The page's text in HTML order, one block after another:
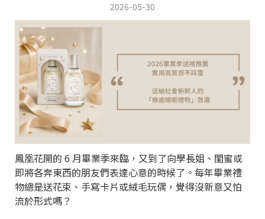
2026-05-30
鳳凰花開的 6 月畢業季來臨，又到了向學長姐、閨蜜或
即將各奔東西的朋友們表達心意的時候了。每年畢業禮
物總是送花束、手寫卡片或絨毛玩偶，覺得沒新意又怕
流於形式嗎？